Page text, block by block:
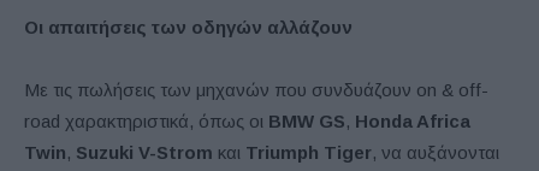
Οι απαιτήσεις των οδηγών αλλάζουν
Με τις πωλήσεις των μηχανών που συνδυάζουν on & off-
road χαρακτηριστικά, όπως οι BMW GS, Honda Africa
Twin, Suzuki V-Strom και Triumph Tiger, να αυξάνονται